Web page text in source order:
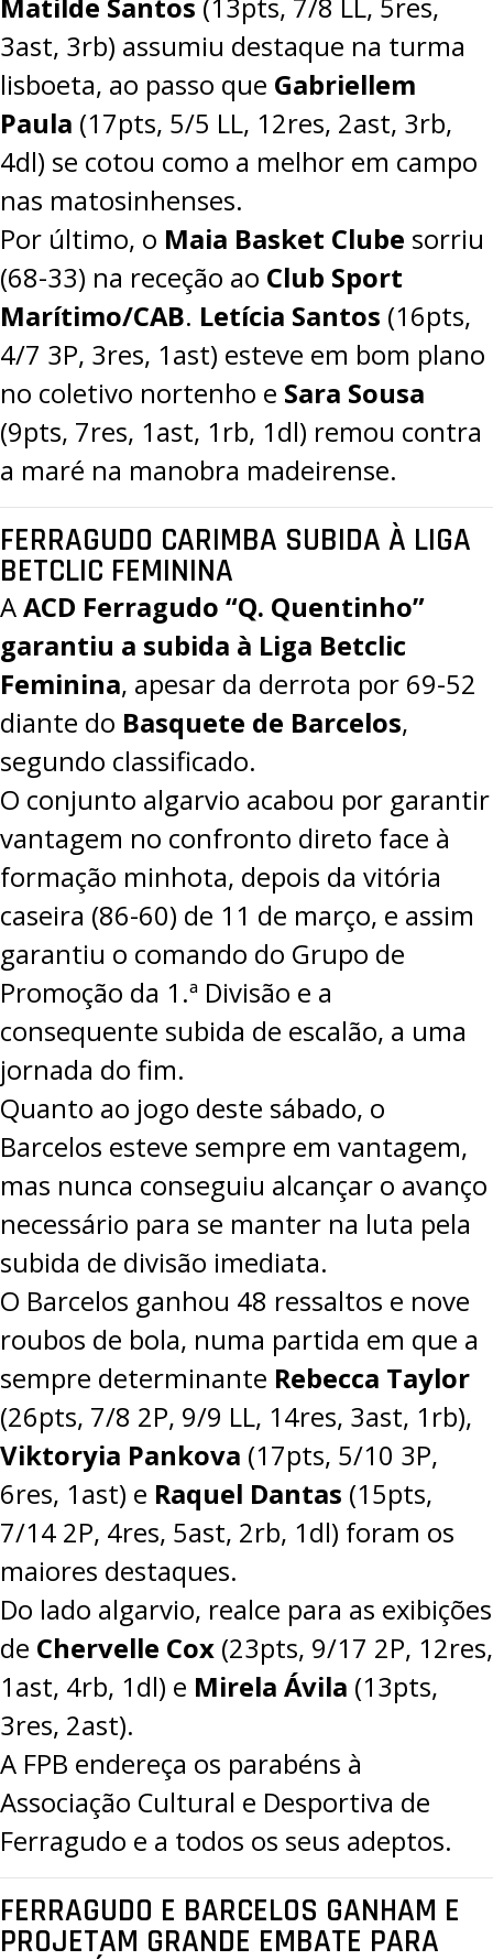
3ast, 3rb) assumiu destaque na turma
lisboeta, ao passo que Gabriellem
Paula (17pts, 5/5 LL, 12res, 2ast, 3rb,
4dl) se cotou como a melhor em campo
nas matosinhenses.
Por último, o Maia Basket Clube sorriu
(68-33) na receção ao Club Sport
Marítimo/CAB. Letícia Santos (16pts,
4/7 3P, 3res, 1ast) esteve em bom plano
no coletivo nortenho e Sara Sousa
(9pts, 7res, 1ast, 1rb, 1dl) remou contra
a maré na manobra madeirense.
FERRAGUDO CARIMBA SUBIDA À LIGA
BETCLIC FEMININA
AACD Ferragudo “Q. Quentinho”
garantiu a subida à Liga Betclic
Feminina, apesar da derrota por 69-52
diante do Basquete de Barcelos,
segundo classificado.
O conjunto algarvio acabou por garantir
vantagem no confronto direto face à
formação minhota, depois da vitória
caseira (86-60) de 11 de março, e assim
garantiu o comando do Grupo de
Promoção da 1.ª Divisão e a
consequente subida de escalão, a uma
jornada do fim.
Quanto ao jogo deste sábado, o
Barcelos esteve sempre em vantagem,
mas nunca conseguiu alcançar o avanço
necessário para se manter na luta pela
subida de divisão imediata.
O Barcelos ganhou 48 ressaltos e nove
roubos de bola, numa partida em que a
sempre determinante Rebecca Taylor
(26pts, 7/8 2P, 9/9 LL, 14res, 3ast, 1rb),
Viktoryia Pankova (17pts, 5/10 3P,
6res, 1ast) e Raquel Dantas (15pts,
7/14 2P, 4res, 5ast, 2rb, 1dl) foram os
maiores destaques.
Do lado algarvio, realce para as exibições
de Chervelle Cox (23pts, 9/17 2P, 12res,
1ast, 4rb, 1dl) e Mirela Ávila (13pts,
3res, 2ast).
A FPB endereça os parabéns à
Associação Cultural e Desportiva de
Ferragudo e a todos os seus adeptos.
FERRAGUDO E BARCELOS GANHAM E
PROJETAM GRANDE EMBATE PARA